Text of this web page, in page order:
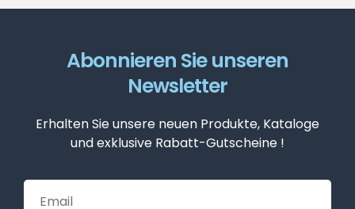
Abonnieren Sie unseren
Newsletter
Erhalten Sie unsere neuen Produkte, Kataloge
und exklusive Rabatt-Gutscheine !